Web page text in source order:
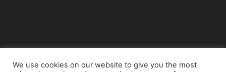
We use cookies on our website to give you the most